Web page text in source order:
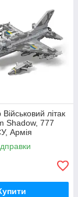
літак
Shadow, 777
Армія